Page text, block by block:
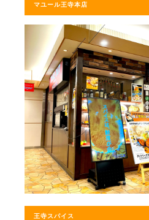
マユール王寺本店
王寺スパイス